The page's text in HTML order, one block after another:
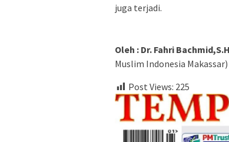
juga terjadi.
Oleh : Dr. Fahri
Muslim Indonesia Makassar)
Post Views: 225